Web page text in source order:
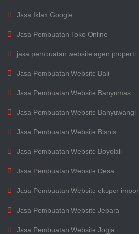
Jasa Iklan Google
Jasa Pembuatan Toko Online
jasa pembuatan website agen properti
Jasa Pembuatan Website Bali
Jasa Pembuatan Website Banyumas
Jasa Pembuatan Website Banyuwangi
Jasa Pembuatan Website Bisnis
Jasa Pembuatan Website Boyolali
Jasa Pembuatan Website Desa
Jasa Pembuatan Website ekspor impor
Jasa Pembuatan Website Jepara
Jasa Pembuatan Website Jogja